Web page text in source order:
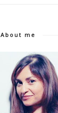
About me